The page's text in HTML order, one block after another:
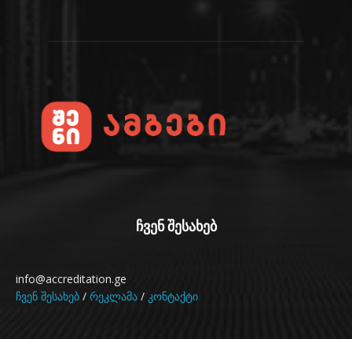
ჩვენ შესახებ
info@accreditation.ge
ჩვენ შესახებ / რეკლამა / კონტაქტი